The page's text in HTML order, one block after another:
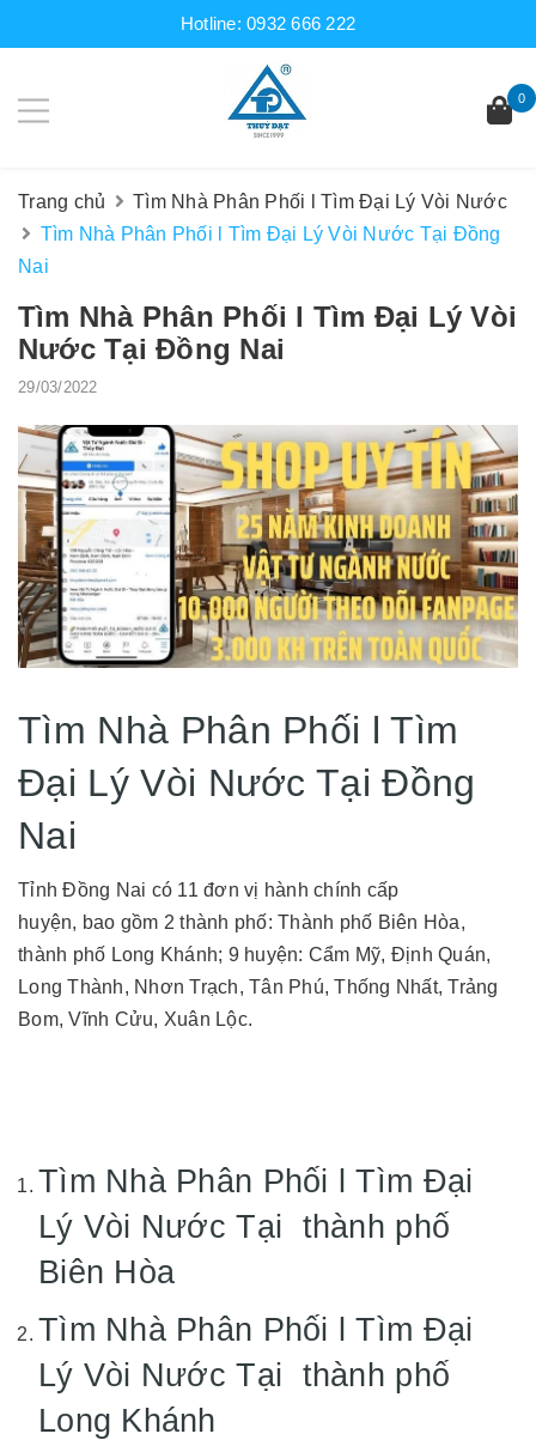
Hotline:0932 666 222
0
Trang chủ
Tìm Nhà Phân Phối l Tìm Đại Lý Vòi Nước
Tìm Nhà Phân Phối l Tìm Đại Lý Vòi Nước Tại Đồng
Nai
Tìm Nhà Phân Phối l Tìm Đại Lý Vòi
Nước Tại Đồng Nai
29/03/2022
Tìm Nhà Phân Phối l Tìm
Đại Lý Vòi Nước Tại Đồng
Nai
Tỉnh Đồng Nai có 11 đơn vị hành chính cấp
huyện, bao gồm 2 thành phố: Thành phố Biên Hòa,
thành phố Long Khánh; 9 huyện: Cẩm Mỹ, Định Quán,
Long Thành, Nhơn Trạch, Tân Phú, Thống Nhất, Trảng
Bom, Vĩnh Cửu, Xuân Lộc.
Tìm Nhà Phân Phối l Tìm Đại
Lý Vòi Nước Tại thành phố
Biên Hòa
Tìm Nhà Phân Phối l Tìm Đại
Lý Vòi Nước Tại thành phố
Long Khánh